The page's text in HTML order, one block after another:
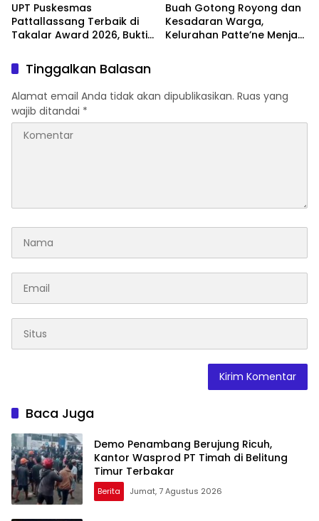
UPT Puskesmas
Pattallassang Terbaik di
Takalar Award 2026, Bukti
Pelayanan Kesehatan
Berkualitas
Buah Gotong Royong dan
Kesadaran Warga,
Kelurahan Patte’ne Menjadi
Tinggalkan Balasan
Alamat email Anda tidak akan dipublikasikan. Ruas yang
wajib ditandai *
Baca Juga
Demo Penambang Berujung Ricuh,
Kantor Wasprod PT Timah di Belitung
Timur Terbakar
Berita Jumat, 7 Agustus 2026